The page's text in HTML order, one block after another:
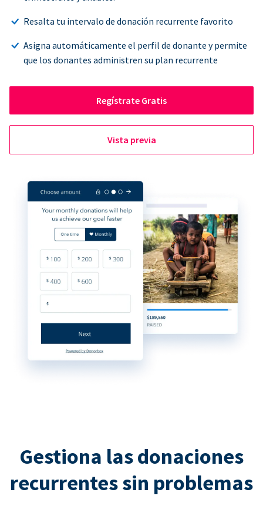
Resalta tu intervalo de donación recurrente favorito
Asigna automáticamente el perfil de donante y permite
que los donantes administren su plan recurrente
Regístrate Gratis
Vista previa
Gestiona las donaciones
recurrentes sin problemas